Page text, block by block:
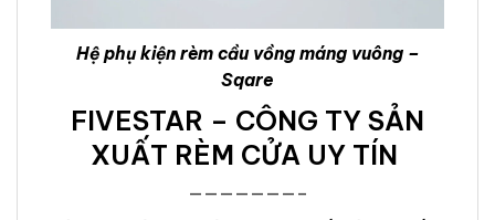
Hệ phụ kiện rèm cầu vồng máng vuông –
Sqare
FIVESTAR – CÔNG TY SẢN
XUẤT RÈM CỬA UY TÍN
———————–